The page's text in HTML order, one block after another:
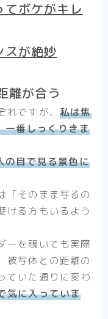
ボケがキレ
スが絶妙
離が合う
ですが、 私は焦
一番しっくりきま
の目で見る景色に
「そのまま写るの
ける方もいるよう
ーを覗いても実際
被写体との距離の
ていた通りに変わ
気に入っていま